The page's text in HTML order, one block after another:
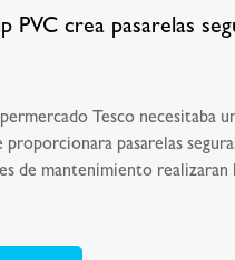
PVC crea pasarelas
Tesco necesitaba
proporcionara pasarelas
de mantenimiento realizaran